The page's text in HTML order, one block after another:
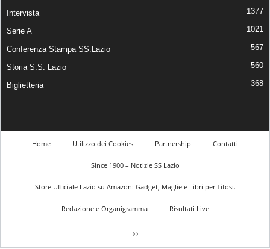
Intervista 1377
Serie A 1021
Conferenza Stampa SS.Lazio 567
Storia S.S. Lazio 560
Biglietteria 368
Home Utilizzo dei Cookies Partnership Contatti
Since 1900 – Notizie SS Lazio
Store Ufficiale Lazio su Amazon: Gadget, Maglie e Libri per Tifosi.
Redazione e Organigramma Risultati Live
©